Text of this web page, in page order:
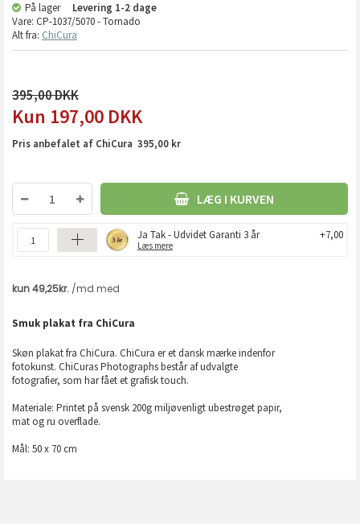
På lager Levering 1-2 dage
Vare: CP-1037/5070 - Tornado
Alt fra: ChiCura
395,00
197,00 DKK
Pris anbefalet af ChiCura 395,00 kr
LÆG I KURVEN
Ja Tak - Udvidet Garanti 3 år
Læs mere
+7,00
Smuk plakat fra ChiCura
Skøn plakat fra ChiCura. ChiCura er et dansk mærke indenfor
fotokunst. ChiCuras Photographs består af udvalgte
fotografier, som har fået et grafisk touch.
Materiale: Printet på svensk 200g miljøvenligt ubestrøget papir,
mat og ru overflade.
Mål: 50 x 70 cm